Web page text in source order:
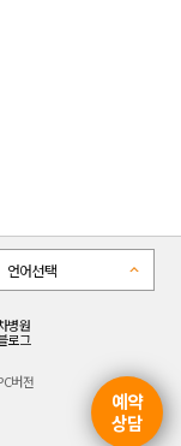
예약
상담
언어선택
병원
로그
버전